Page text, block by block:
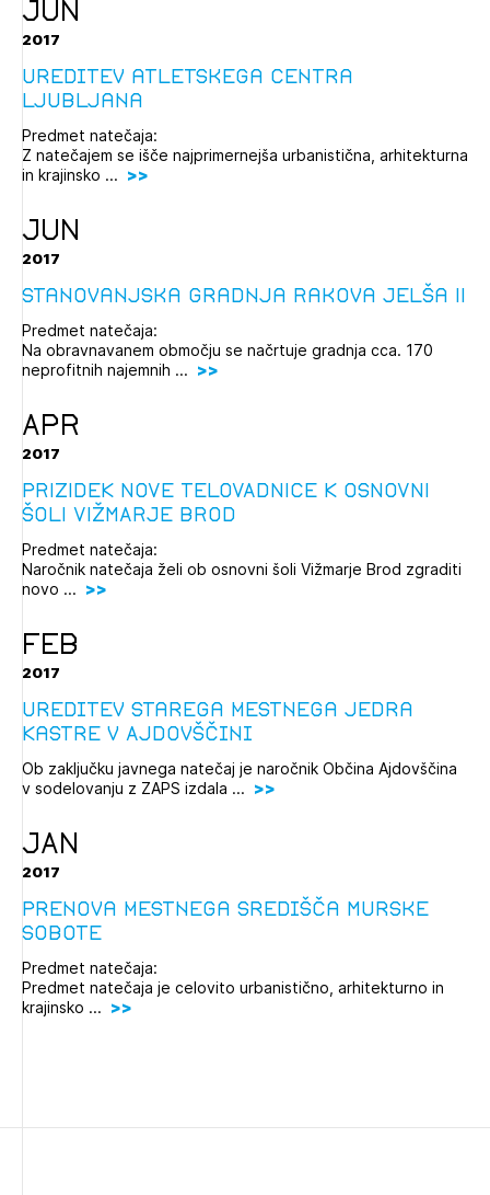
registriranim uporabnikom. Da lahko do nje
dostopate, se je potrebno prijaviti.
PRIJAVITE SE
JUN
2017
Ureditev atletskega centra
Ljubljana
Predmet natečaja:
Z natečajem se išče najprimernejša urbanistična, arhitekturna
in krajinsko ...
JUN
2017
Stanovanjska gradnja Rakova Jelša II
Predmet natečaja:
Na obravnavanem območju se načrtuje gradnja cca. 170
neprofitnih najemnih ...
APR
2017
PRIZIDEK NOVE TELOVADNICE K OSNOVNI
ŠOLI VIŽMARJE BROD
Predmet natečaja:
Naročnik natečaja želi ob osnovni šoli Vižmarje Brod zgraditi
novo ...
FEB
2017
Ureditev starega mestnega jedra
Kastre v Ajdovščini
Ob zaključku javnega natečaj je naročnik Občina Ajdovščina
v sodelovanju z ZAPS izdala ...
JAN
2017
Prenova mestnega središča Murske
Sobote
Predmet natečaja:
Predmet natečaja je celovito urbanistično, arhitekturno in
krajinsko ...